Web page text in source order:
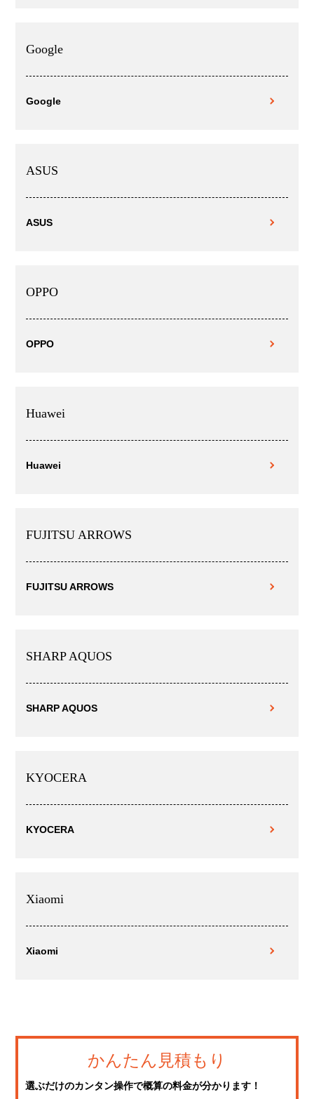
Google
Google
ASUS
ASUS
OPPO
OPPO
Huawei
Huawei
FUJITSU ARROWS
FUJITSU ARROWS
SHARP AQUOS
SHARP AQUOS
KYOCERA
KYOCERA
Xiaomi
Xiaomi
かんたん見積もり
選ぶだけのカンタン操作で概算の料金が分かります！